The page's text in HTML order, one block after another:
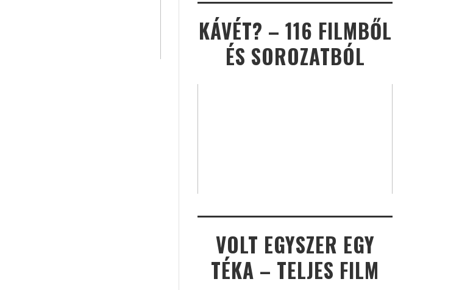
KÁVÉT? – 116 FILMBŐL
ÉS SOROZATBÓL
VOLT EGYSZER EGY
TÉKA – TELJES FILM